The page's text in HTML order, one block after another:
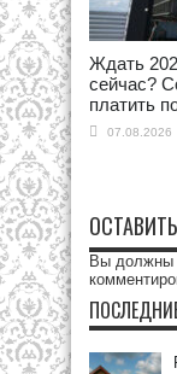
Ждать
сейчас?
платить
07.08.2026
Вы должны